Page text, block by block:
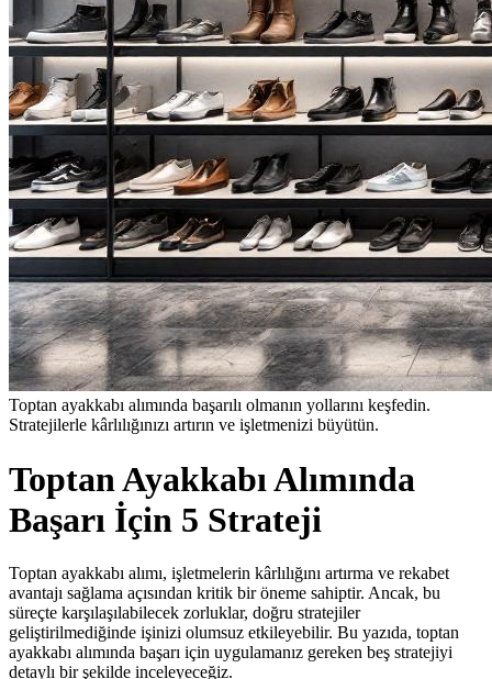
Toptan ayakkabı alımında başarılı olmanın yollarını keşfedin.
Stratejilerle kârlılığınızı artırın ve işletmenizi büyütün.
Toptan Ayakkabı Alımında
Başarı İçin 5 Strateji
Toptan ayakkabı alımı, işletmelerin kârlılığını artırma ve rekabet
avantajı sağlama açısından kritik bir öneme sahiptir. Ancak, bu
süreçte karşılaşılabilecek zorluklar, doğru stratejiler
geliştirilmediğinde işinizi olumsuz etkileyebilir. Bu yazıda, toptan
ayakkabı alımında başarı için uygulamanız gereken beş stratejiyi
detaylı bir şekilde inceleyeceğiz.